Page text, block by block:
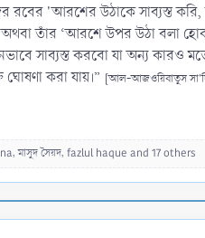
'আরশের উঠাকে সাব্যস্ত করি,
তাঁর ‘আরশে উপর উঠা বলা
সাব্যস্ত করবো যা অন্য কারও
করা যায়।” [আল-আজওয়িবাতুস
,মাসুদ সৈয়দ, fazlul haque and 17 others